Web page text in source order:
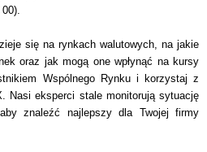
się na rynkach walutowych, na jakie
oraz jak mogą one wpłynąć na kursy
Wspólnego Rynku i korzystaj z
Nasi eksperci stale monitorują sytuację
znaleźć najlepszy dla Twojej firmy